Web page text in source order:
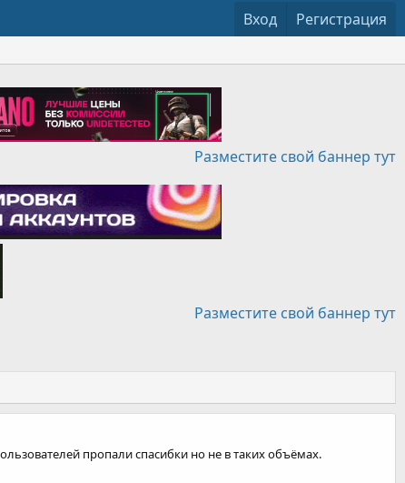
Вход Регистрация
Разместите свой баннер тут
Разместите свой баннер тут
пропали спасибки но не в таких объёмах.